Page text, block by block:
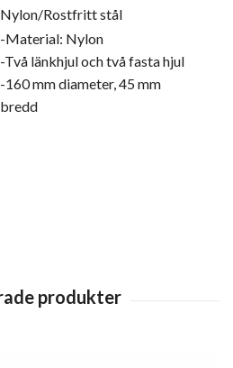
Nylon/Rostfritt stål
-Material: Nylon
-Två länkhjul och två fasta hjul
-160 mm diameter, 45 mm
bredd